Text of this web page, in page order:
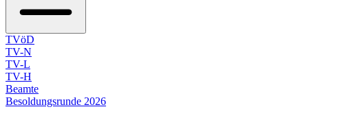
TVöD
TV-N
TV-L
TV-H
Beamte
Besoldungsrunde 2026